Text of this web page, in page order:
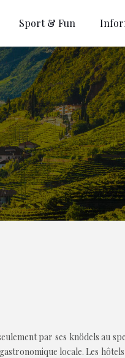
Sport & Fun
par ses knödels au
locale. Les